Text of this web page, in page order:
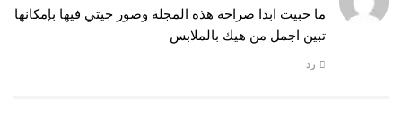
ما حبيت ابدا صراحة هذه المجلة وصور جيتي فيها بإمكانها
تبين اجمل من هيك بالملابس
رد